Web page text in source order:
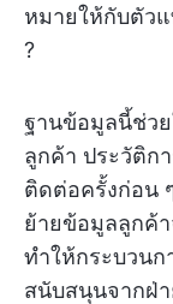
หมายให้กับตัว
?
ฐานข้อมูลนี้ช่ว
ลูกค้า ประวัติก
ติดต่อครั้งก่อน
ย้ายข้อมูลลูกค้
ทำให้กระบวนก
สนับสนุนจากฝ่